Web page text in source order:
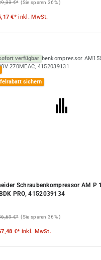
€* (Sie sparen 36% )
€*inkl. MwSt.
verfügbar
sichern
Schraubenkompressor AM P
PRO, 4152039134
€* (Sie sparen 36% )
€* inkl. MwSt.